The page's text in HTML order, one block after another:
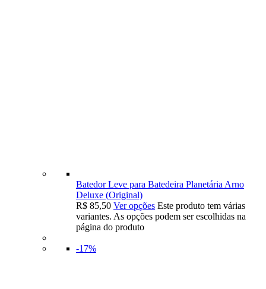
Batedor Leve para Batedeira Planetária Arno
Deluxe (Original)
R$ 85,50 Ver opções Este produto tem várias
variantes. As opções podem ser escolhidas na
página do produto
-17%